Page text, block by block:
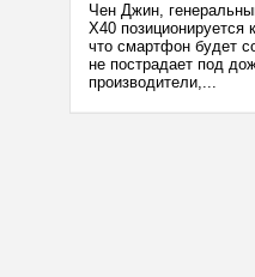
Чен Джин,
X40
что смартфон будет
не пострадает под
производители,...